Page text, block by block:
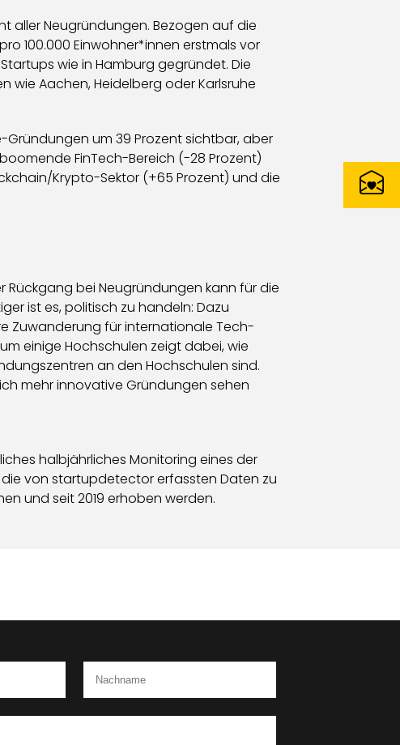
aller Neugründungen. Bezogen auf die
100.000 Einwohner*innen erstmals vor
wie in Hamburg gegründet. Die
Aachen, Heidelberg oder Karlsruhe
Gründungen um 39 Prozent sichtbar, aber
FinTech-Bereich (-28 Prozent)
Krypto-Sektor (+65 Prozent) und die
Rückgang bei Neugründungen kann für die
ist es, politisch zu handeln: Dazu
Zuwanderung für internationale Tech-
einige Hochschulen zeigt dabei, wie
an den Hochschulen sind.
mehr innovative Gründungen sehen
halbjährliches Monitoring eines der
von startupdetector erfassten Daten zu
und seit 2019 erhoben werden.